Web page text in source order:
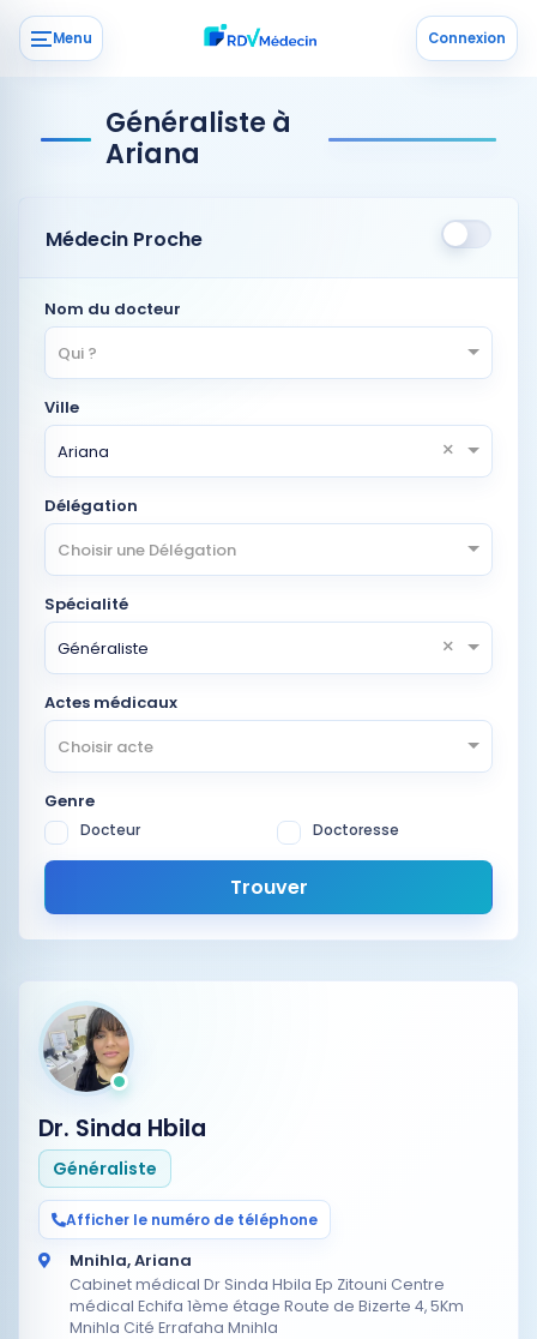
Menu Connexion
Généraliste à
Ariana
Médecin Proche
Nom du docteur
Qui ?
Ville
Ariana
×
Délégation
Choisir une Délégation
Spécialité
Généraliste
×
Actes médicaux
Choisir acte
Genre
Docteur Doctoresse
Trouver
Dr. Sinda Hbila
Généraliste
Afficher le numéro de téléphone
Mnihla, Ariana
Cabinet médical Dr Sinda Hbila Ep Zitouni Centre
médical Echifa 1ème étage Route de Bizerte 4, 5Km
Mnihla Cité Errafaha Mnihla